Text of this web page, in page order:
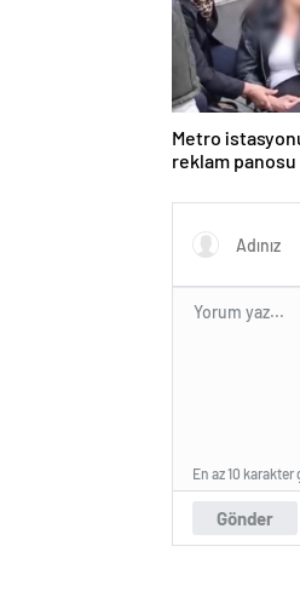
Metro
reklam panosu
Gönder
En az 10 karakter